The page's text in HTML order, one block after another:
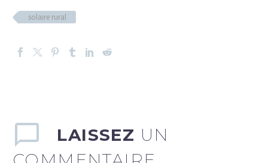
solaire rural
LAISSEZ UN